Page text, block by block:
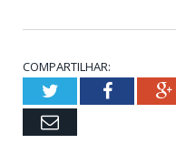
COMPARTILHAR:
TwitterFacebook
Email